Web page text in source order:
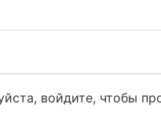
войдите, чтобы